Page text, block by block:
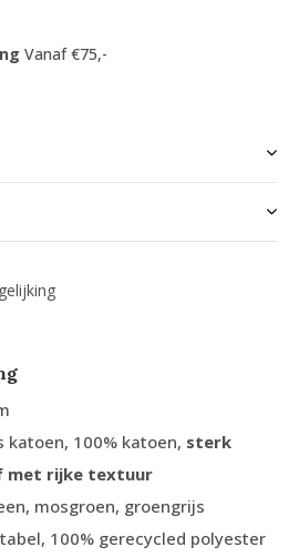
Vanaf €75,-
katoen, 100% katoen, sterk
met rijke textuur
mosgroen, groengrijs
100% gerecycled polyester